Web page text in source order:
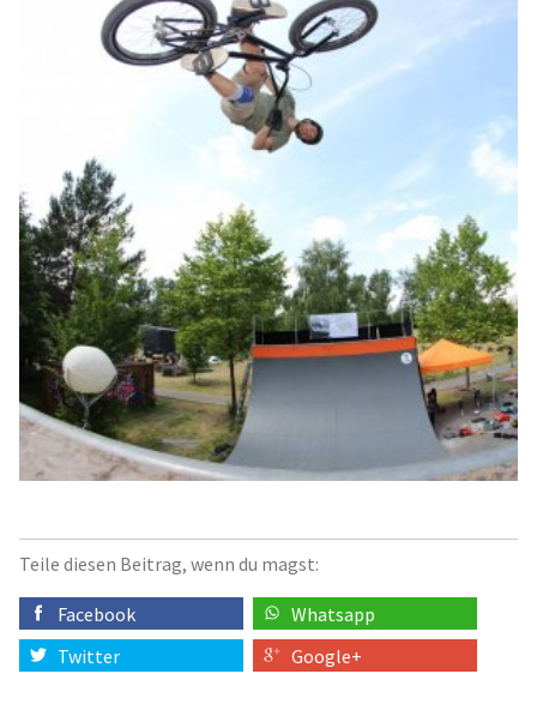
Teile diesen Beitrag, wenn du magst:
Facebook
Whatsapp
Twitter
Google+